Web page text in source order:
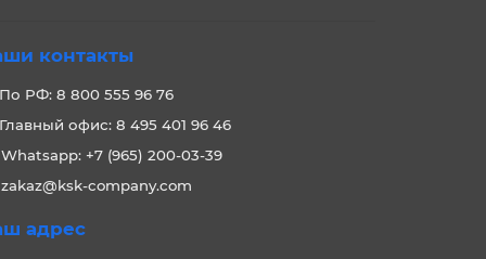
контакты
По РФ: 8 800 555 96 76
Главный офис: 8 495 401 96 46
Whatsapp: +7 (965) 200-03-39
zakaz@ksk-company.com
адрес